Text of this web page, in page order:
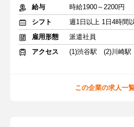
給与
時給1900～2200円
シフト
雇用形態
派遣社員
アクセス
(1)渋谷駅 (2)川崎駅
この企業の求人一